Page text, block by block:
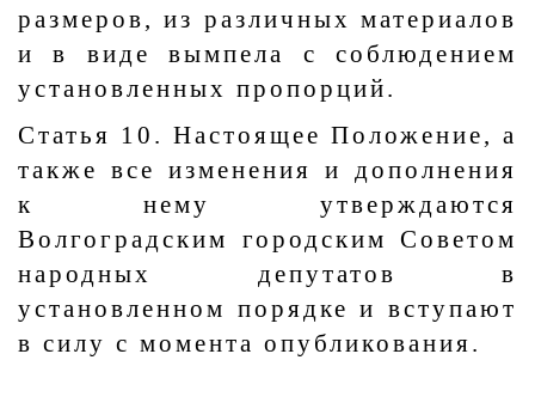
размеров, из различных материалов
и в виде вымпела с соблюдением
установленных пропорций.
Статья 10. Настоящее Положение, а
также все изменения и дополнения
к нему утверждаются
Волгоградским городским Советом
народных депутатов в
установленном порядке и вступают
в силу с момента опубликования.